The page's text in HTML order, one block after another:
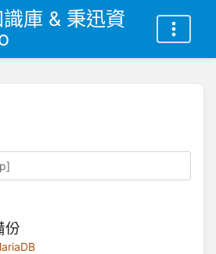
庫 & 秉迅資
份